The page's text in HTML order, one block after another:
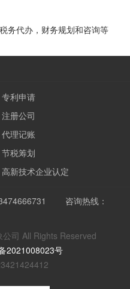
务代办，财务规划和咨询等
专利申请
注册公司
代理记账
节税筹划
高新技术企业认定
咨询热线：
司 All Rights Reserved
2021008023号